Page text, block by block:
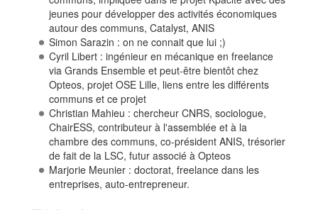
jeunes pour développer des activités économiques
autour des communs, Catalyst, ANIS
Simon Sarazin : on ne connait que lui ;)
Cyril Libert : ingénieur en mécanique en freelance
via Grands Ensemble et peut-être bientôt chez
Opteos, projet OSE Lille, liens entre les différents
communs et ce projet
Christian Mahieu : chercheur CNRS, sociologue,
ChairESS, contributeur à l'assemblée et à la
chambre des communs, co-président ANIS, trésorier
de fait de la LSC, futur associé à Opteos
Marjorie Meunier : doctorat, freelance dans les
entreprises, auto-entrepreneur.